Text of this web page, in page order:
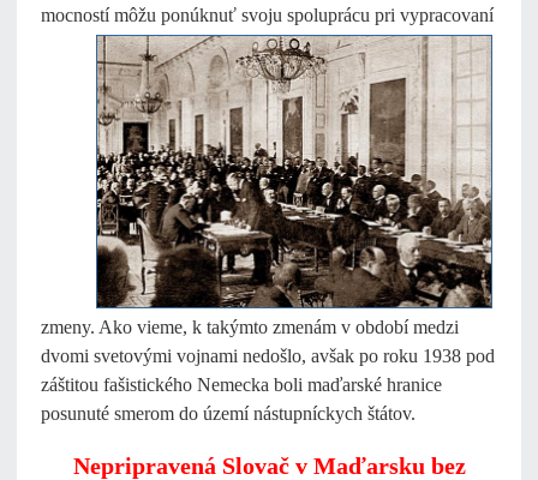
mocností môžu ponúknuť svoju spoluprácu pri vypracovaní
zmeny. Ako vieme, k takýmto zmenám v období medzi
dvomi svetovými vojnami nedošlo, avšak po roku 1938 pod
záštitou fašistického Nemecka boli maďarské hranice
posunuté smerom do území nástupníckych štátov.
Nepripravená Slovač v Maďarsku bez